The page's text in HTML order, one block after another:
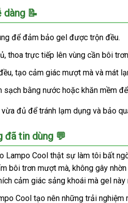
dàng 📝
để đảm bảo gel được trộn đều.
thoa trực tiếp lên vùng cần bôi
tạo cảm giác mượt mà và mát
sạch bằng nước hoặc khăn mềm
đủ để tránh lạm dụng và bảo
đã tin dùng 💬
Lampo Cool thật sự làm tôi bất
bôi trơn mượt mà, không gây
cảm giác sảng khoái mà gel
Cool tạo nên những trải